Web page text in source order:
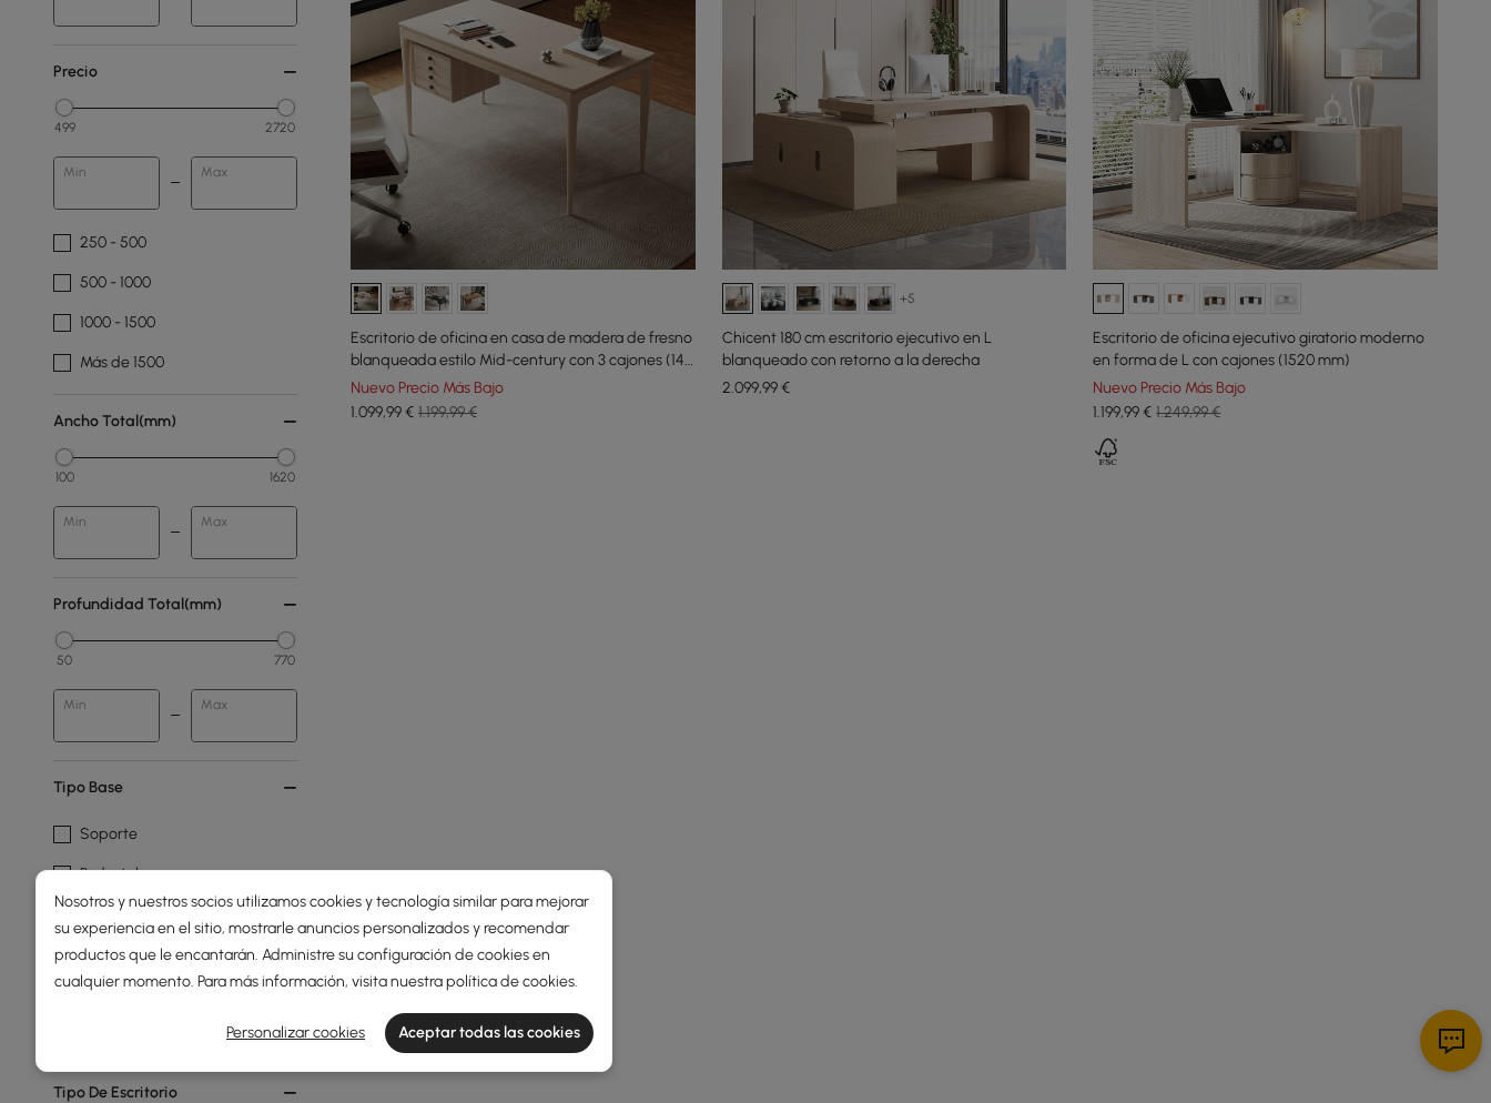
Precio
499 2720
Min Max
250 - 500
500 - 1000
1000 - 1500
Más de 1500
Ancho Total(mm)
100 1620
Min Max
Profundidad Total(mm)
50 770
Min Max
Tipo Base
Soporte
Pedestal
4 Patas
Trineo
En Forma De H
Tipo De Escritorio
Escritorio de oficina en casa de madera de fresno
blanqueada estilo Mid-century con 3 cajones (140
cm)
Nuevo Precio Más Bajo
1.099,99€ 1.199,99 €
+5
Chicent 180 cm escritorio ejecutivo en L
blanqueado con retorno a la derecha
2.099,99€
Escritorio de oficina ejecutivo giratorio moderno
en forma de L con cajones (1520 mm)
Nuevo Precio Más Bajo
1.199,99€ 1.249,99 €
Nosotros y nuestros socios utilizamos cookies y tecnología similar para mejorar
su experiencia en el sitio, mostrarle anuncios personalizados y recomendar
productos que le encantarán. Administre su configuración de cookies en
cualquier momento. Para más información, visita nuestrapolítica de cookies.
Personalizar cookies Aceptar todas las cookies